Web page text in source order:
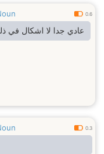
0.6
عادي جدا لا اشكال في
0.3